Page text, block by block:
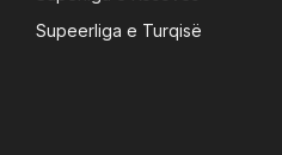
Supeerliga e Turqisë